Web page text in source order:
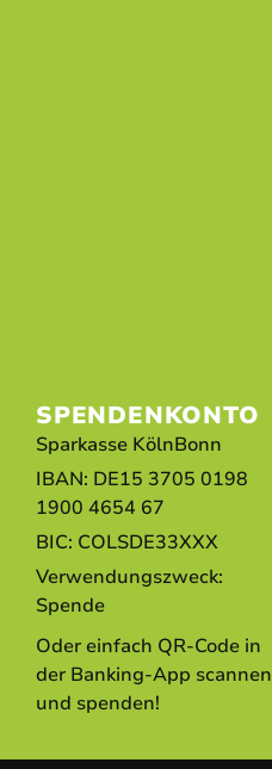
SPENDENKONTO
Sparkasse KölnBonn
IBAN: DE15 3705 0198
1900 4654 67
BIC: COLSDE33XXX
Verwendungszweck:
Spende
Oder einfach QR-Code in
der Banking-App scannen
und spenden!